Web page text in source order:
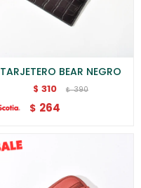
TARJETERO BEAR NEGRO
$ 310 $ 390
$ 264